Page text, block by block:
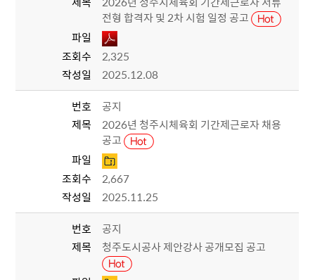
전형 합격자 및 2차 시험 일정 공고
파일
조회수
2,325
작성일
2025.12.08
번호
공지
제목
2026년 청주시체육회 기간제근로자 채용
공고
파일
조회수
2,667
작성일
2025.11.25
번호
공지
제목
청주도시공사 제안강사 공개모집 공고